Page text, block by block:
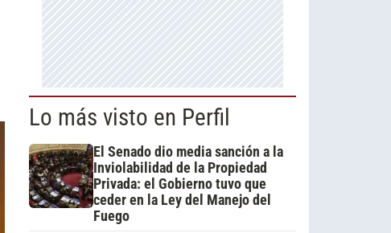
Lo más visto en Perfil
El Senado dio media sanción a la
Inviolabilidad de la Propiedad
Privada: el Gobierno tuvo que
ceder en la Ley del Manejo del
Fuego